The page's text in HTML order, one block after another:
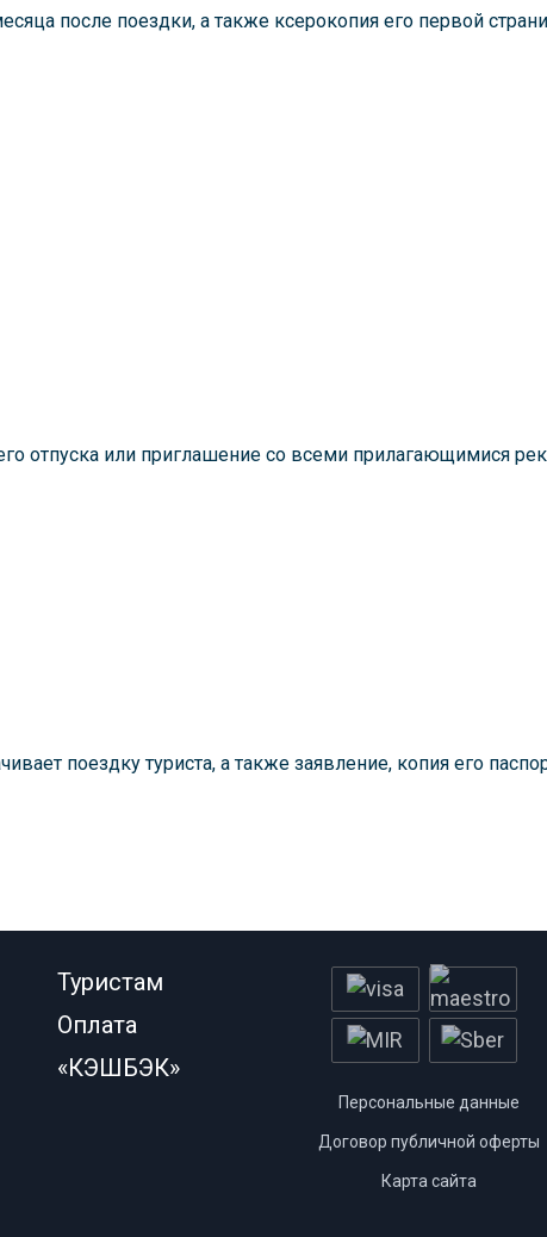
после поездки, а также ксерокопия его первой
отпуска или приглашение со всеми прилагающимися
поездку туриста, а также заявление, копия его
Туристам
Оплата
«КЭШБЭК»
Персональные данные
Договор публичной оферты
Карта сайта